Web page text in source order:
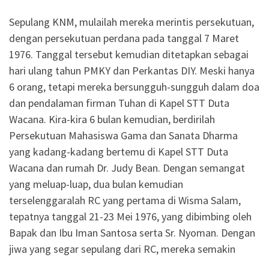
Sepulang KNM, mulailah mereka merintis persekutuan,
dengan persekutuan perdana pada tanggal 7 Maret
1976. Tanggal tersebut kemudian ditetapkan sebagai
hari ulang tahun PMKY dan Perkantas DIY. Meski hanya
6 orang, tetapi mereka bersungguh-sungguh dalam doa
dan pendalaman firman Tuhan di Kapel STT Duta
Wacana. Kira-kira 6 bulan kemudian, berdirilah
Persekutuan Mahasiswa Gama dan Sanata Dharma
yang kadang-kadang bertemu di Kapel STT Duta
Wacana dan rumah Dr. Judy Bean. Dengan semangat
yang meluap-luap, dua bulan kemudian
terselenggaralah RC yang pertama di Wisma Salam,
tepatnya tanggal 21-23 Mei 1976, yang dibimbing oleh
Bapak dan Ibu Iman Santosa serta Sr. Nyoman. Dengan
jiwa yang segar sepulang dari RC, mereka semakin